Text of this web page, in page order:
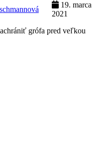
19. marca
2021
grófa pred veľkou